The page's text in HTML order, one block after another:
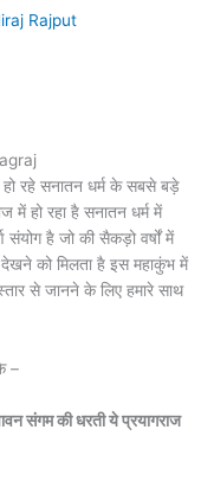
Rajput
रहे सनातन धर्म के सबसे बड़े
में हो रहा है सनातन धर्म में
संयोग है जो की सैकड़ो वर्षों में
देखने को मिलता है इस महाकुंभ में
से जानने के लिए हमारे साथ
–
संगम की धरती ये प्रयागराज